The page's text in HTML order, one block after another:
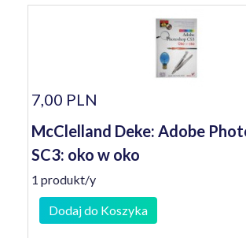
7,00 PLN
McClelland Deke: Adobe
SC3: oko w oko
1 produkt/y
Dodaj do Koszyka